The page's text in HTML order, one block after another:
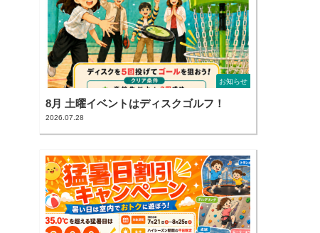
お知らせ
8月 土曜イベントはディスクゴルフ！
2026.07.28